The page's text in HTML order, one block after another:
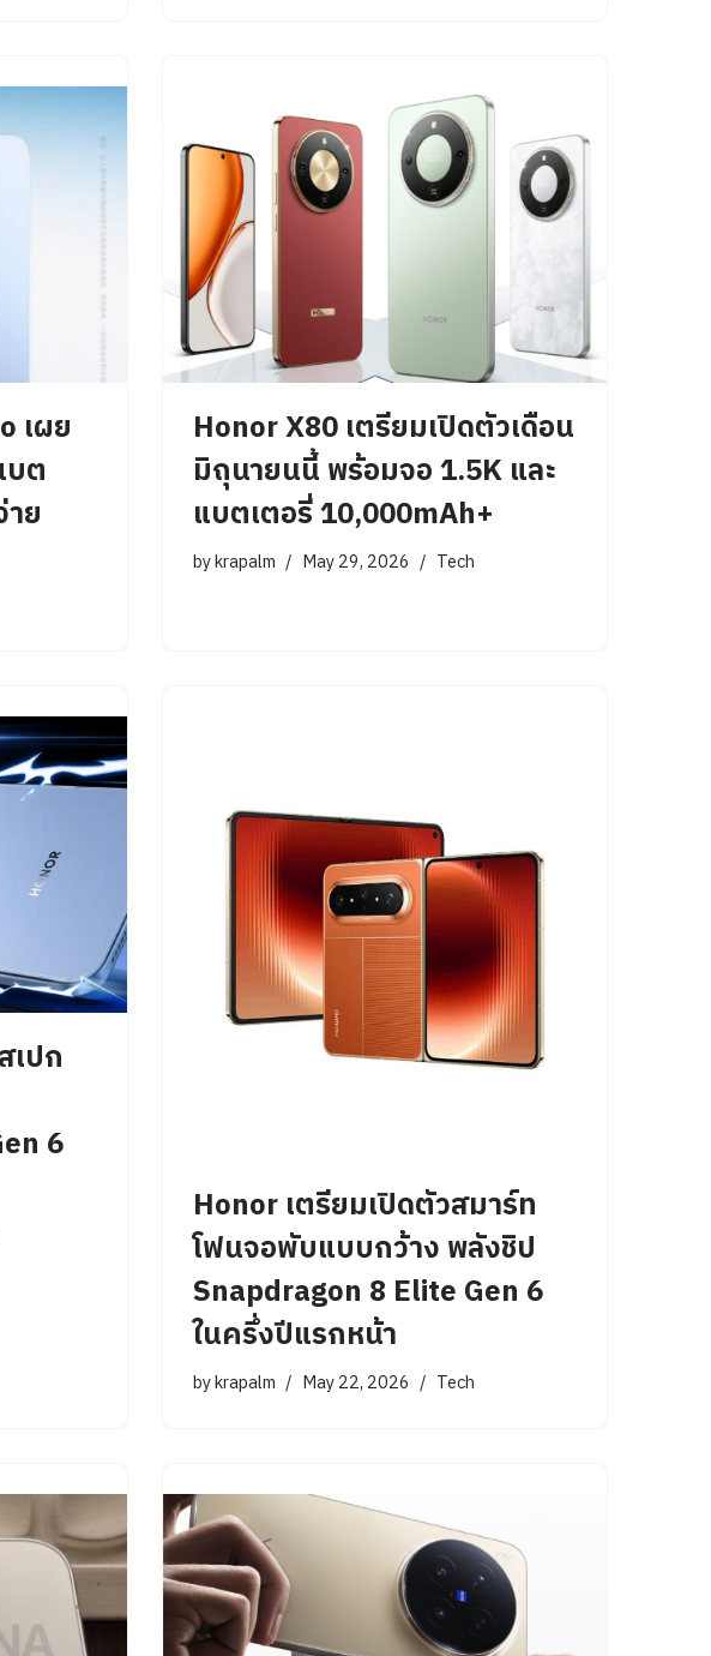
เผย
บต
ย
Honor X80 เตรียมเปิดตัวเดือน
มิถุนายนนี้ พร้อมจอ 1.5K และ
แบตเตอรี่ 10,000mAh+
bykrapalm May 29, 2026 Tech
เปก
6
Honor เตรียมเปิดตัวสมาร์ท
โฟนจอพับแบบกว้าง พลังชิป
Snapdragon 8 Elite Gen 6
ในครึ่งปีแรกหน้า
bykrapalm May 22, 2026 Tech